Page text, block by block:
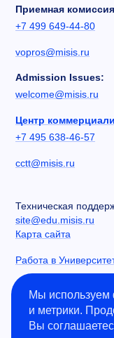
Приемная
+7 499 649-44-80
vopros@misis.ru
Admission Issues:
welcome@misis.ru
Центр
+7 495 638-46-57
cctt@misis.ru
Техническая
site@edu.misis.ru
Карта сайта
Работа в
Информация о
Противодействие
Мы
и метрики.
Вы